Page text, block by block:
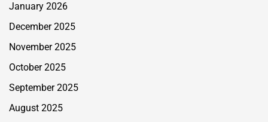
January 2026
December 2025
November 2025
October 2025
September 2025
August 2025